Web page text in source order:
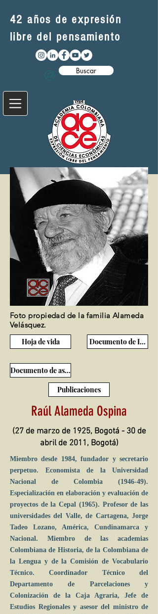
42 años de expresión
libre del pensamiento
Buscar
Foto propiedad de la familia Alameda
Velásquez.
Hoja de vida
Documento de Ingreso
Documento de ascenso
Publicaciones
Raúl Alameda Ospina
(27 de marzo de 1925, Bogotá - 30 de
abril de 2011, Bogotá)
Miembro desde 1984, fundador y secretario
perpetuo. Economista de la Universidad
Nacional de Colombia (1946-49).
Especialización en elaboración y evaluación de
proyectos de la Cepal (1965). Profesor de las
universidades del Valle, de Cartagena, Jorge
Tadeo Lozano, América, Cundinamarca y
Nacional. Miembro de las academias
Colombiana de Historia, de la Colombiana de
la Lengua y de la Comisión de Vocabulario
Técnico. Coordinador Técnico del
Departamento de Parcelaciones y
Colonización de la Caja Agraria, Jefe de
Estudios Regionales y asesor del ministro de